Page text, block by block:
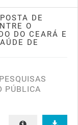
DE
O
DO CEARÁ E
DE
PÚBLICA